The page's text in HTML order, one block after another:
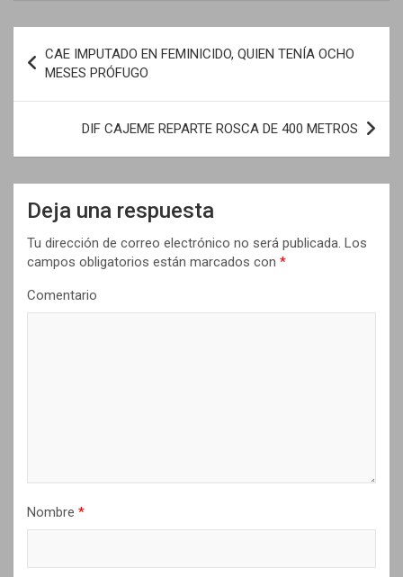
v
g
a
CAE IMPUTADO EN FEMINICIDO, QUIEN TENÍA OCHO
MESES PRÓFUGO
DIF CAJEME REPARTE ROSCA DE 400 METROS
Deja una respuesta
Tu dirección de correo electrónico no será publicada. Los
campos obligatorios están marcados con *
Comentario
Nombre *